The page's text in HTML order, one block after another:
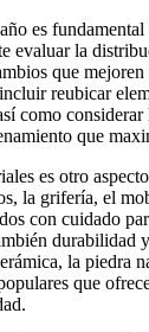
es
evaluar la
que
reubicar
como
que
es otro
la grifería, el
con cuidado
durabilidad
la piedra
que